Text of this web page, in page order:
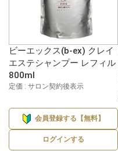
ビーエックス(b-ex) クレイ
エステシャンプー レフィル
800ml
定価 : サロン契約後表示
会員登録する【無料】
ログインする